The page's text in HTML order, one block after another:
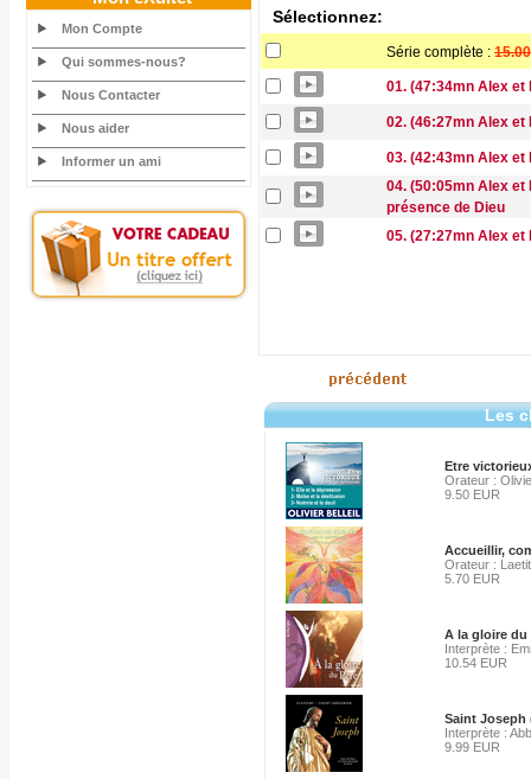
Mon Compte
Qui sommes-nous?
Nous Contacter
Nous aider
Informer un ami
Sélectionnez:
Série complète : 15.00
01. (47:34mn Alex et
02. (46:27mn Alex et
03. (42:43mn Alex
04. (50:05mn Alex et
présence de Dieu
05. (27:27mn Alex
Les
Etre
Orateur :
9.50 EUR
Accueillir,
Orateur :
5.70 EUR
A la gloire du
Interprète :
10.54 EUR
Saint Joseph
Interprète :
9.99 EUR